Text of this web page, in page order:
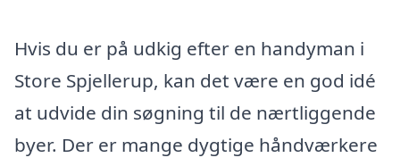
Hvis du er på udkig efter en handyman i
Store Spjellerup, kan det være en god idé
at udvide din søgning til de nærtliggende
byer. Der er mange dygtige håndværkere